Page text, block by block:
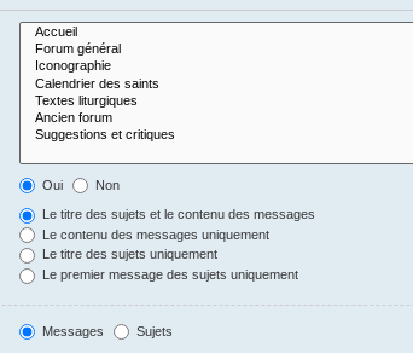
Oui Non
Le titre des sujets et le contenu des messages
Le contenu des messages uniquement
Le titre des sujets uniquement
Le premier message des sujets uniquement
Messages Sujets